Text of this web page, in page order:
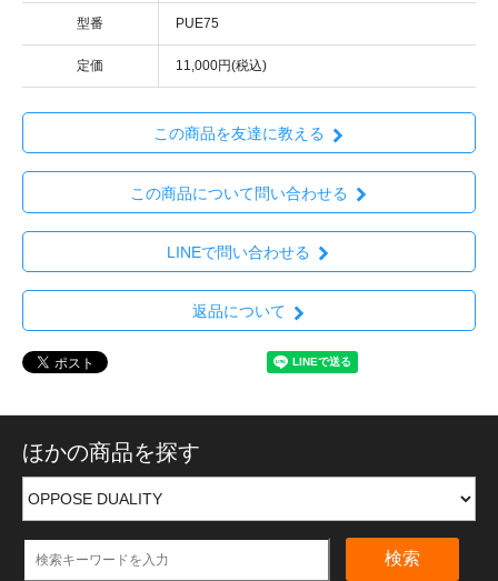
型番 PUE75
定価 11,000円(税込)
この商品を友達に教える
この商品について問い合わせる
LINEで問い合わせる
返品について
ほかの商品を探す
検索